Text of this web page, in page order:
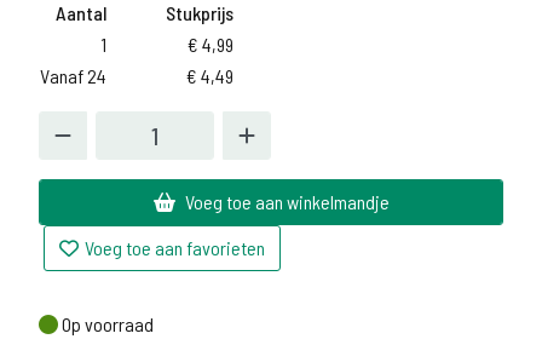
Aantal
Stukprijs
1
€ 4,99
Vanaf 24
€ 4,49
Voeg toe aan winkelmandje
Voeg toe aan favorieten
Op voorraad
Op voorraad